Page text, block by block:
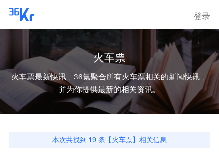
登录
火车票
火车票最新快讯，36氪聚合所有火车票相关的新闻快讯，
并为你提供最新的相关资讯。
本次共找到 19 条【火车票】相关信息